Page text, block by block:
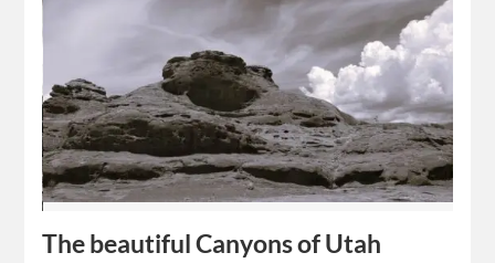
The beautiful Canyons of Utah